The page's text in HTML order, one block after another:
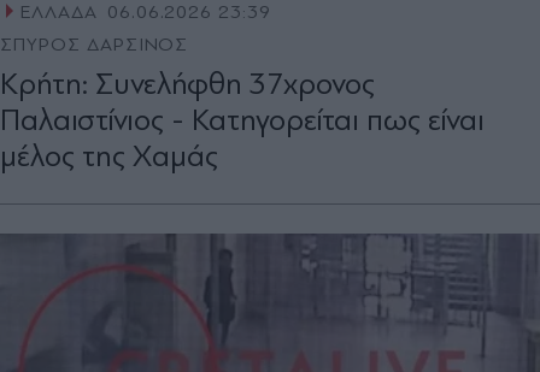
ΕΛΛΑΔΑ 06.06.2026 23:39
ΣΠΥΡΟΣ ΔΑΡΣΙΝΟΣ
Κρήτη: Συνελήφθη 37χρονος
Παλαιστίνιος - Κατηγορείται πως είναι
μέλος της Χαμάς